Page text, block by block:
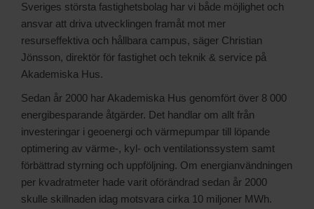
Sveriges största fastighetsbolag har vi både möjlighet och
ansvar att driva utvecklingen framåt mot mer
resurseffektiva och hållbara campus, säger Christian
Jönsson, direktör för fastighet och teknik & service på
Akademiska Hus.
Sedan år 2000 har Akademiska Hus genomfört över 8 000
energibesparande åtgärder. Det handlar om allt från
investeringar i geoenergi och värmepumpar till löpande
optimering av värme-, kyl- och ventilationssystem samt
förbättrad styrning och uppföljning. Om energianvändningen
per kvadratmeter hade varit oförändrad sedan år 2000
skulle skillnaden idag motsvara cirka 10 miljoner MWh.